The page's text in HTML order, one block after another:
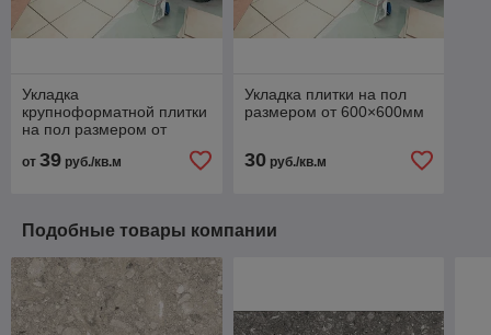
Укладка
крупноформатной плитки
на пол размером от
от 39 руб./кв.м
Укладка плитки на пол
размером от 600×600мм
30руб./кв.м
Подобные товары компании